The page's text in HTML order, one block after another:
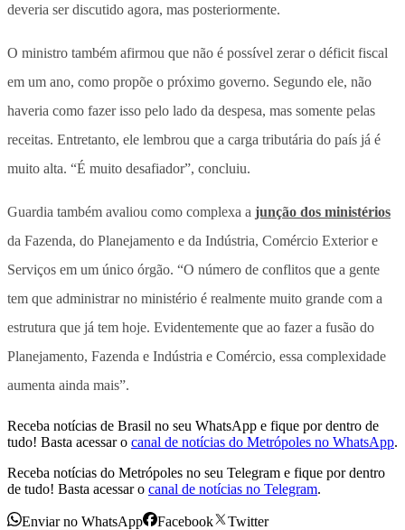
deveria ser discutido agora, mas posteriormente.
O ministro também afirmou que não é possível zerar o déficit fiscal
em um ano, como propõe o próximo governo. Segundo ele, não
haveria como fazer isso pelo lado da despesa, mas somente pelas
receitas. Entretanto, ele lembrou que a carga tributária do país já é
muito alta. “É muito desafiador”, concluiu.
Guardia também avaliou como complexa a junção dos ministérios
da Fazenda, do Planejamento e da Indústria, Comércio Exterior e
Serviços em um único órgão. “O número de conflitos que a gente
tem que administrar no ministério é realmente muito grande com a
estrutura que já tem hoje. Evidentemente que ao fazer a fusão do
Planejamento, Fazenda e Indústria e Comércio, essa complexidade
aumenta ainda mais”.
Receba notícias de Brasil no seu WhatsApp e fique por dentro de
tudo! Basta acessar o canal de notícias do Metrópoles no WhatsApp.
Receba notícias do Metrópoles no seu Telegram e fique por dentro
de tudo! Basta acessar o canal de notícias no Telegram.
Enviar no WhatsApp Facebook Twitter